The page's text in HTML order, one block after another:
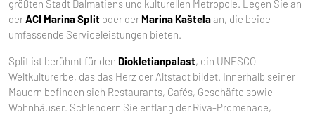
größten Stadt Dalmatiens und kulturellen Metropole. Legen Sie an
derACI Marina Split oder der Marina Kaštelaan, die beide
umfassende Serviceleistungen bieten.
Split ist berühmt für den Diokletianpalast, ein UNESCO-
Weltkulturerbe, das das Herz der Altstadt bildet. Innerhalb seiner
Mauern befinden sich Restaurants, Cafés, Geschäfte sowie
Wohnhäuser. Schlendern Sie entlang der Riva-Promenade,